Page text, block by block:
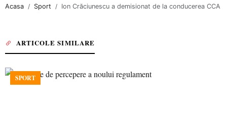
Acasa Sport Ion Crăciunescu a demisionat de la conducerea CCA
ARTICOLE SIMILARE
SPORT